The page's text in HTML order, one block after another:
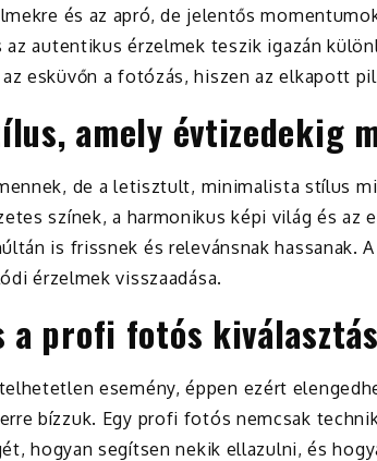
és az apró, de jelentős
autentikus érzelmek teszik igazán
esküvőn a fotózás, hiszen az elkapott
amely évtizedekig
de a letisztult, minimalista stílus
színek, a harmonikus képi világ és az
is frissnek és relevánsnak hassanak.
érzelmek visszaadása.
profi fotós
esemény, éppen ezért
bízzuk. Egy profi fotós nemcsak
hogyan segítsen nekik ellazulni, és